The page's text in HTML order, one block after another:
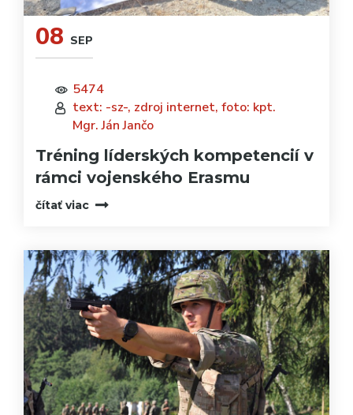
08 SEP
5474
text: -sz-, zdroj internet, foto: kpt.
Mgr. Ján Jančo
Tréning líderských kompetencií v
rámci vojenského Erasmu
čítať viac